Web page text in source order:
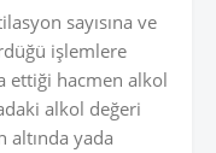
sayısına ve
işlemlere
ettiği hacmen alkol
alkol değeri
altında yada